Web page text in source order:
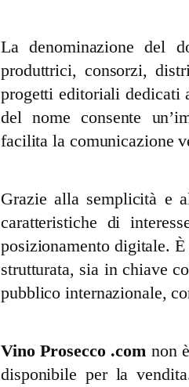
La denominazione del
produttrici, consorzi,
progetti editoriali dedicati
del nome consente
facilita la comunicazione
Grazie alla semplicità e
caratteristiche di
posizionamento digitale.
strutturata, sia in chiave
pubblico internazionale,
Vino Prosecco .com non
disponibile per la